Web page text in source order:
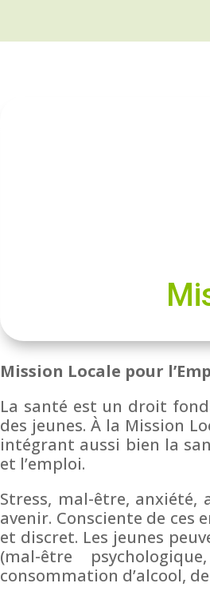
Mission Locale pour
La santé est un droit
des jeunes. À la Mission
intégrant aussi bien la
et l’emploi.
Stress, mal-être,
avenir. Consciente de ces
et discret. Les jeunes
(mal-être
consommation d’alcool,